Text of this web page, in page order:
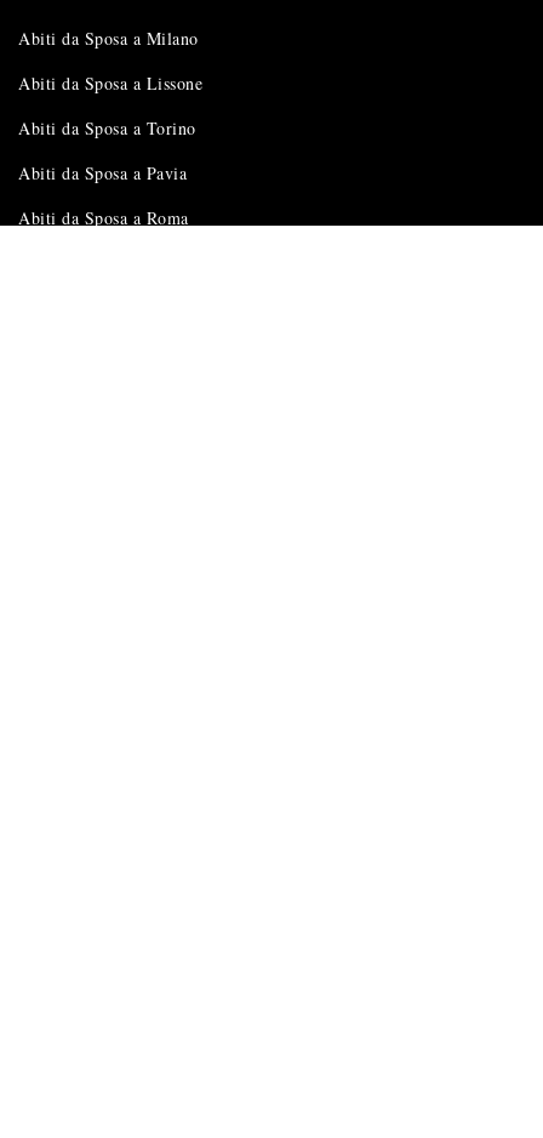
Abiti da Sposa a Milano
Abiti da Sposa a Lissone
Abiti da Sposa a Torino
Abiti da Sposa a Pavia
Abiti da Sposa a Roma